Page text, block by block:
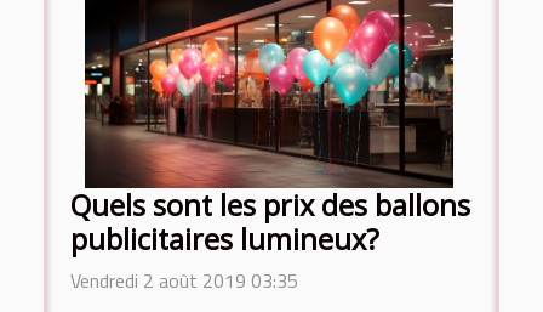
Quels sont les prix des ballons
publicitaires lumineux?
Vendredi 2 août 2019 03:35